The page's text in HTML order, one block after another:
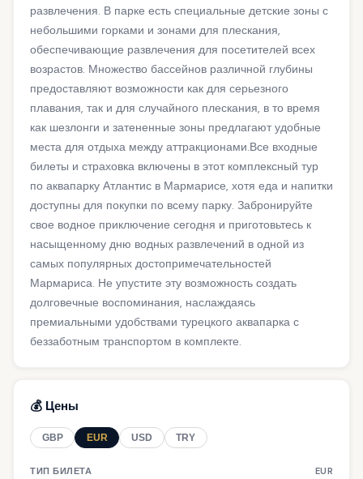
развлечения. В парке есть специальные детские зоны с
небольшими горками и зонами для плескания,
обеспечивающие развлечения для посетителей всех
возрастов. Множество бассейнов различной глубины
предоставляют возможности как для серьезного
плавания, так и для случайного плескания, в то время
как шезлонги и затененные зоны предлагают удобные
места для отдыха между аттракционами.Все входные
билеты и страховка включены в этот комплексный тур
по аквапарку Атлантис в Мармарисе, хотя еда и напитки
доступны для покупки по всему парку. Забронируйте
свое водное приключение сегодня и приготовьтесь к
насыщенному дню водных развлечений в одной из
самых популярных достопримечательностей
Мармариса. Не упустите эту возможность создать
долговечные воспоминания, наслаждаясь
премиальными удобствами турецкого аквапарка с
беззаботным транспортом в комплекте.
💰 Цены
GBP EUR USD TRY
ТИП БИЛЕТА EUR